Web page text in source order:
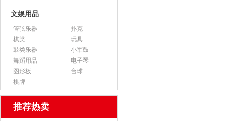
文娱用品
管弦乐器
扑克
棋类
玩具
鼓类乐器
小军鼓
舞蹈用品
电子琴
图形板
台球
棋牌
推荐热卖